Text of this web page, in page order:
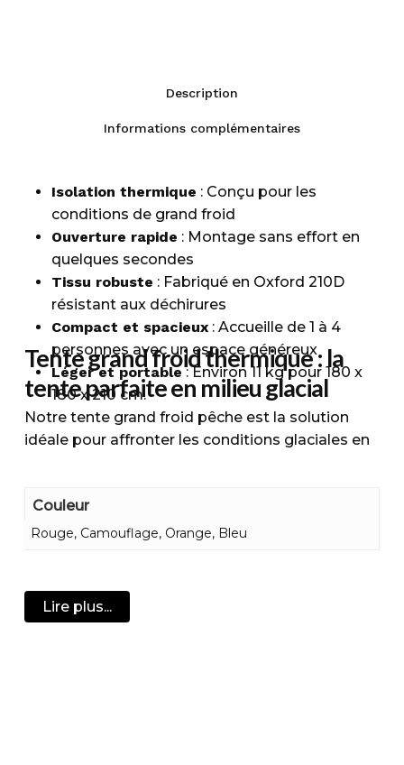
Description
Informations complémentaires
Isolation thermique : Conçu pour les
conditions de grand froid
Ouverture rapide : Montage sans effort en
quelques secondes
Tissu robuste : Fabriqué en Oxford 210D
résistant aux déchirures
Compact et spacieux: Accueille de 1 à 4
personnes avec un espace généreux
Léger et portable: Environ 11 kg pour 180 x
180 x 210 cm.
Tente grand froid thermique: la
tente parfaite en milieu glacial
Notre tente grand froid pêche est la solution
idéale pour affronter les conditions glaciales en
thermique optimale pour les températures
extrêmes. Son tissu Oxford 210D résistant aux
une stabilité fiable. Spacieuse, elle peut accueillir
de 1 à 4 personnes, selon le modèle, et offre des
Couleur
Rouge, Camouflage, Orange, Bleu
Lire plus...